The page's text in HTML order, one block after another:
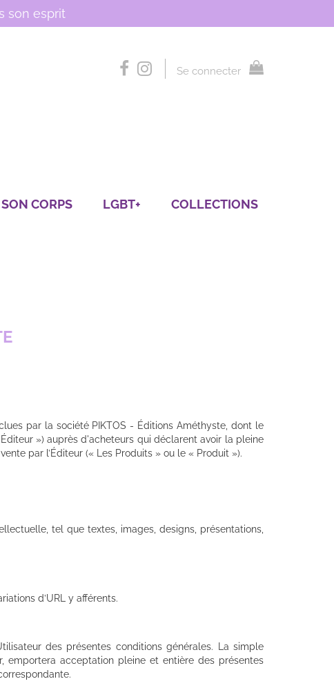
son esprit
Se connecter
CORPS LGBT+
COLLECTIONS
par la société PIKTOS - Éditions Améthyste, dont le
») auprès d'acheteurs qui déclarent avoir la pleine
par l’Éditeur (« Les Produits » ou le « Produit »).
tel que textes, images, designs, présentations,
d’URL y afférents.
des présentes conditions générales. La simple
emportera acceptation pleine et entière des présentes